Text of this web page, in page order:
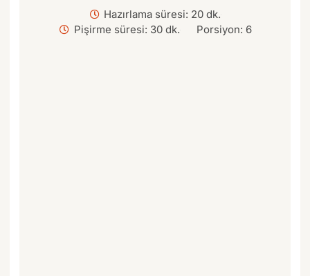
Hazırlama süresi: 20 dk.
Pişirme süresi: 30 dk.
Porsiyon: 6